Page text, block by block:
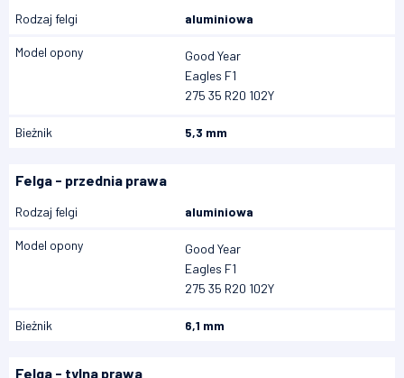
Rodzaj felgi aluminiowa
Model opony
Good Year
Eagles F1
275 35 R20 102Y
Bieżnik 5,3 mm
Felga - przednia prawa
Rodzaj felgi aluminiowa
Model opony
Good Year
Eagles F1
275 35 R20 102Y
Bieżnik 6,1 mm
Felga - tylna prawa